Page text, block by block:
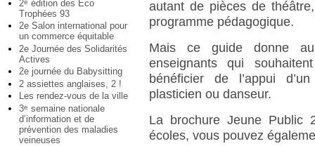
2e édition des Éco
Trophées 93
2e Salon international pour
un commerce équitable
2e Journée des Solidarités
Actives
2e journée du Babysitting
2 assiettes anglaises, 2 !
Les rendez-vous de la ville
3e semaine nationale
d’information et de
prévention des maladies
veineuses
autant de pièces de
programme pédagogique.
Mais ce guide donne
enseignants qui
bénéficier de l’appui
plasticien ou danseur.
La brochure Jeune Public
écoles, vous pouvez